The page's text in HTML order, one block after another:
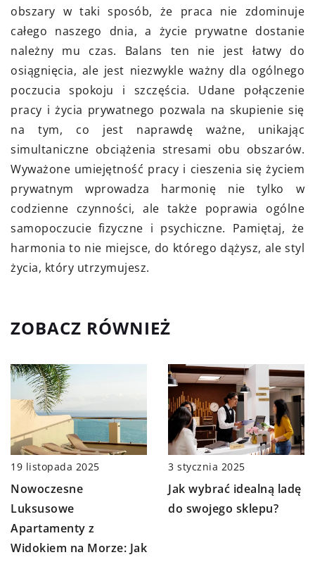
obszary w taki sposób, że praca nie zdominuje
całego naszego dnia, a życie prywatne dostanie
należny mu czas. Balans ten nie jest łatwy do
osiągnięcia, ale jest niezwykle ważny dla ogólnego
poczucia spokoju i szczęścia. Udane połączenie
pracy i życia prywatnego pozwala na skupienie się
na tym, co jest naprawdę ważne, unikając
simultaniczne obciążenia stresami obu obszarów.
Wyważone umiejętność pracy i cieszenia się życiem
prywatnym wprowadza harmonię nie tylko w
codzienne czynności, ale także poprawia ogólne
samopoczucie fizyczne i psychiczne. Pamiętaj, że
harmonia to nie miejsce, do którego dążysz, ale styl
życia, który utrzymujesz.
ZOBACZ RÓWNIEŻ
19 listopada 2025
Nowoczesne
Luksusowe
Apartamenty z
Widokiem na Morze: Jak
3 stycznia 2025
Jak wybrać idealną ladę
do swojego sklepu?